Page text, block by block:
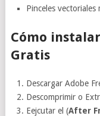
Pinceles vectoriales
Cómo
Gratis
Descargar Adobe
Descomprimir o
Eejcutar el (After